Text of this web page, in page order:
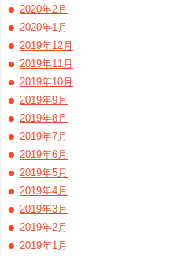
2020年2月
2020年1月
2019年12月
2019年11月
2019年10月
2019年9月
2019年8月
2019年7月
2019年6月
2019年5月
2019年4月
2019年3月
2019年2月
2019年1月